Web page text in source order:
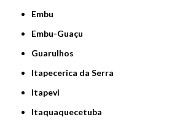
Embu
Embu-Guaçu
Guarulhos
Itapecerica da Serra
Itapevi
Itaquaquecetuba